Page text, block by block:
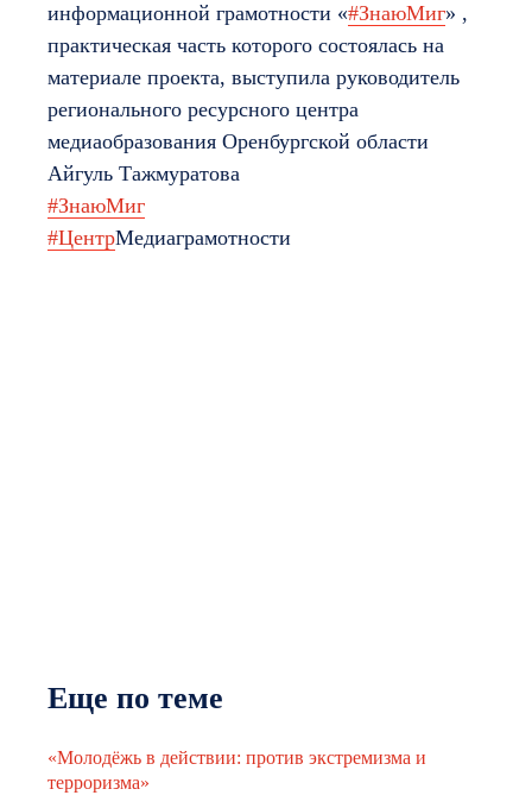
информационной грамотности «#ЗнаюМиг» ,
практическая часть которого состоялась на
материале проекта, выступила руководитель
регионального ресурсного центра
медиаобразования Оренбургской области
Айгуль Тажмуратова
#ЗнаюМиг
#ЦентрМедиаграмотности
Еще по теме
«Молодёжь в действии: против экстремизма и
терроризма»